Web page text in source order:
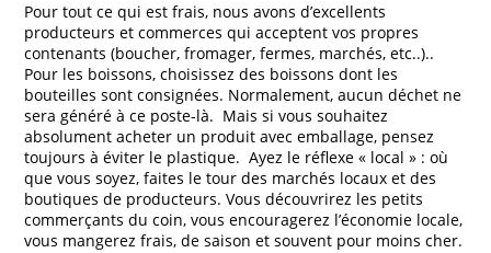
Pour tout ce qui est frais, nous avons d’excellents
producteurs et commerces qui acceptent vos propres
contenants (boucher, fromager, fermes, marchés, etc..)..
Pour les boissons, choisissez des boissons dont les
bouteilles sont consignées. Normalement, aucun déchet ne
sera généré à ce poste-là. Mais si vous souhaitez
absolument acheter un produit avec emballage, pensez
toujours à éviter le plastique. Ayez le réflexe « local » : où
que vous soyez, faites le tour des marchés locaux et des
boutiques de producteurs. Vous découvrirez les petits
commerçants du coin, vous encouragerez l’économie locale,
vous mangerez frais, de saison et souvent pour moins cher.